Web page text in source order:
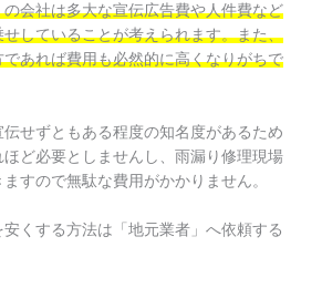
会社は多大な宣伝広告費や人件費など
していることが考えられます。また、
あれば費用も必然的に高くなりがちで
せずともある程度の知名度があるため
ほど必要としませんし、雨漏り修理現場
すので無駄な費用がかかりません。
くする方法は「地元業者」へ依頼する